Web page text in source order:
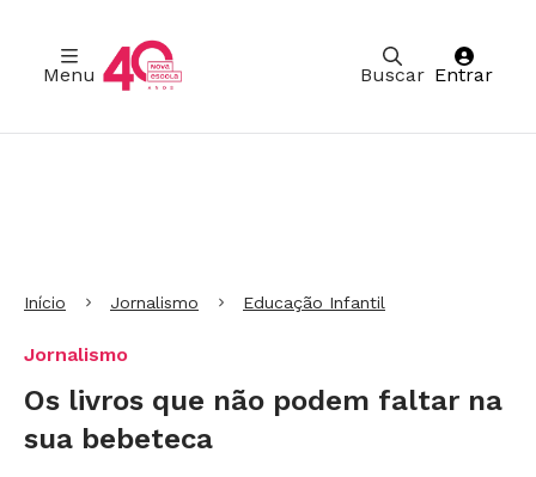
Buscar
Menu Entrar
Início Jornalismo Educação Infantil
Jornalismo
Os livros que não podem faltar na
sua bebeteca